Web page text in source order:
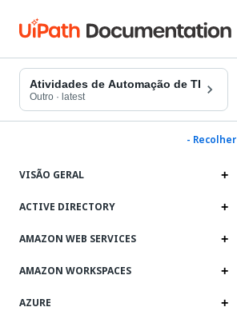
Atividades de Automação de TI
Outro · latest
- Recolher
VISÃO GERAL
ACTIVE DIRECTORY
AMAZON WEB SERVICES
AMAZON WORKSPACES
AZURE